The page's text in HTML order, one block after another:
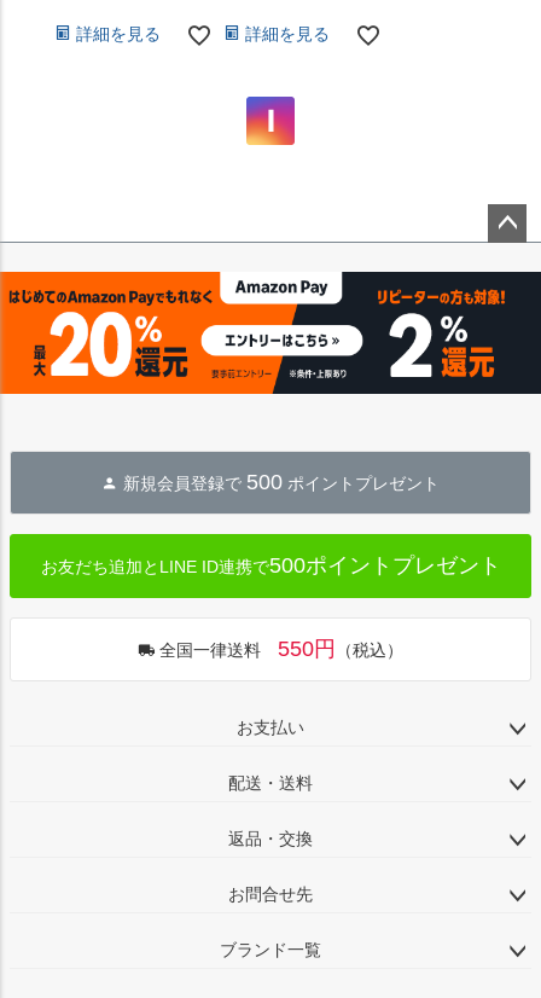
詳細を見る 詳細を見る
ップ
新規会員登録で 500 ポイントプレゼント
お友だち追加とLINE ID連携で500ポイントプレゼント
全国一律送料 550円 （税込）
お支払い
配送・送料
返品・交換
お問合せ先
ブランド一覧